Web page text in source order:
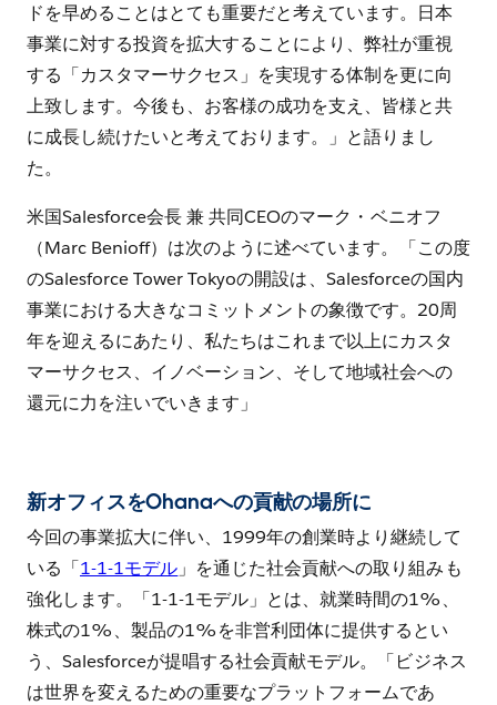
ドを早めることはとても重要だと考えています。日本
事業に対する投資を拡大することにより、弊社が重視
する「カスタマーサクセス」を実現する体制を更に向
上致します。今後も、お客様の成功を支え、皆様と共
に成長し続けたいと考えております。」と語りまし
た。
米国Salesforce会長 兼 共同CEOのマーク・ベニオフ
（Marc Benioff）は次のように述べています。「この度
のSalesforce Tower Tokyoの開設は、Salesforceの国内
事業における大きなコミットメントの象徴です。20周
年を迎えるにあたり、私たちはこれまで以上にカスタ
マーサクセス、イノベーション、そして地域社会への
還元に力を注いでいきます」
新オフィスをOhanaへの貢献の場所に
今回の事業拡大に伴い、1999年の創業時より継続して
いる「1-1-1モデル 」を通じた社会貢献への取り組みも
強化します。「1-1-1モデル」とは、就業時間の1%、
株式の1%、製品の1%を非営利団体に提供するとい
う、Salesforceが提唱する社会貢献モデル。「ビジネス
は世界を変えるための重要なプラットフォームであ